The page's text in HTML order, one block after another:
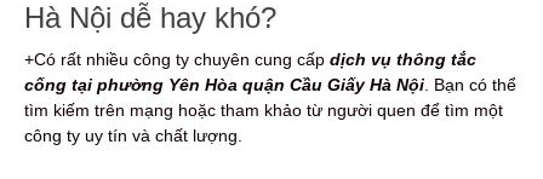
Hà Nội dễ hay khó?
+Có rất nhiều công ty chuyên cung cấp dịch vụ thông tắc
cống tại phường Yên Hòa quận Cầu Giấy Hà Nội. Bạn có thể
tìm kiếm trên mạng hoặc tham khảo từ người quen để tìm một
công ty uy tín và chất lượng.